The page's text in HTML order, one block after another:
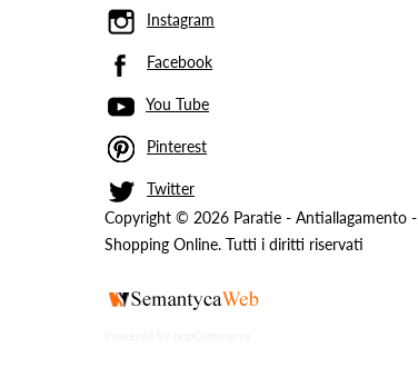
Instagram
Facebook
You Tube
Pinterest
Twitter
Copyright © 2026 Paratie - Antiallagamento -
Shopping Online. Tutti i diritti riservati